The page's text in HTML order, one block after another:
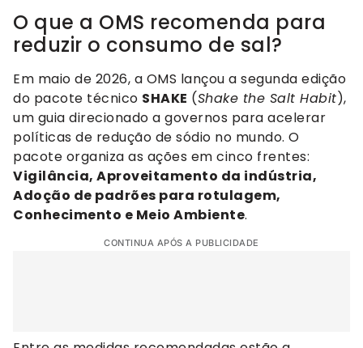
O que a OMS recomenda para
reduzir o consumo de sal?
Em maio de 2026, a OMS lançou a segunda edição
do pacote técnico SHAKE (Shake the Salt Habit),
um guia direcionado a governos para acelerar
políticas de redução de sódio no mundo. O
pacote organiza as ações em cinco frentes:
Vigilância, Aproveitamento da indústria,
Adoção de padrões para rotulagem,
Conhecimento e Meio Ambiente.
CONTINUA APÓS A PUBLICIDADE